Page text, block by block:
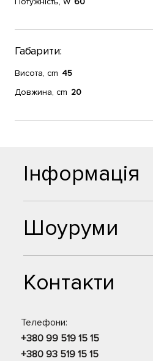
Габарити:
Висота, cm 45
Довжина, cm 20
Шоуруми
Контакти
Телефони:
+380 99 519 15 15
+380 93 519 15 15
Інформація